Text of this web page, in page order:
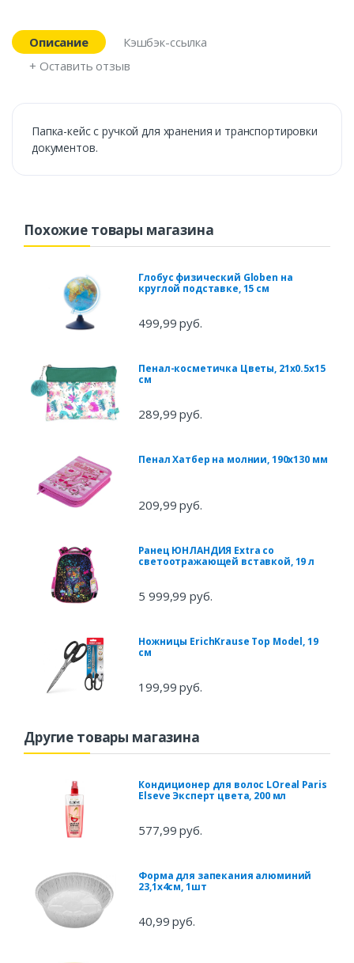
Описание
Кэшбэк-ссылка
+ Оставить отзыв
Папка-кейс с ручкой для хранения и транспортировки
документов.
Похожие товары магазина
Глобус физический Globen на
круглой подставке, 15 см
499,99 руб.
Пенал-косметичка Цветы, 21х0.5х15
см
289,99 руб.
Пенал Хатбер на молнии, 190х130 мм
209,99 руб.
Ранец ЮНЛАНДИЯ Extra со
светоотражающей вставкой, 19 л
5 999,99 руб.
Ножницы ErichKrause Top Model, 19
см
199,99 руб.
Другие товары магазина
Кондиционер для волос LOreal Paris
Elseve Эксперт цвета, 200 мл
577,99 руб.
Форма для запекания алюминий
23,1х4см, 1шт
40,99 руб.